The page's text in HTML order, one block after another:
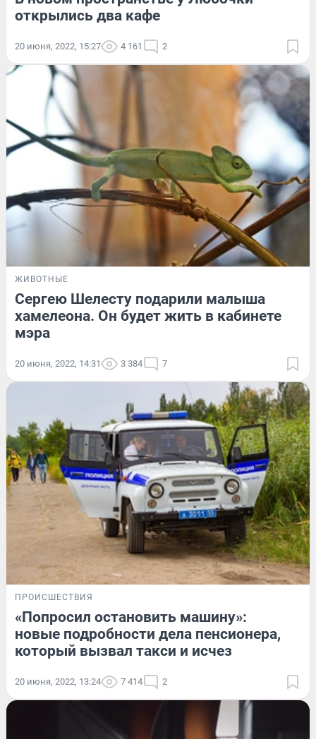
открылись два кафе
20 июня, 2022, 15:27 4 161 2
ЖИВОТНЫЕ
Сергею Шелесту подарили малыша
хамелеона. Он будет жить в кабинете
мэра
20 июня, 2022, 14:31 3 384 7
ПРОИСШЕСТВИЯ
«Попросил остановить машину»:
новые подробности дела пенсионера,
который вызвал такси и исчез
20 июня, 2022, 13:24 7 414 2